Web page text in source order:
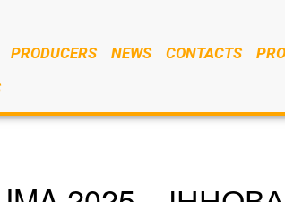
PRODUCERS NEWS CONTACTS